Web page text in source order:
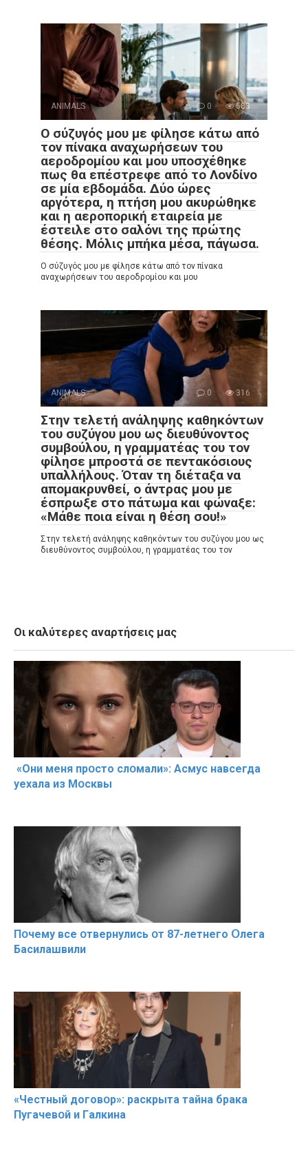
ANIMALS 0 583
Ο σύζυγός μου με φίλησε κάτω από
τον πίνακα αναχωρήσεων του
αεροδρομίου και μου υποσχέθηκε
πως θα επέστρεφε από το Λονδίνο
σε μία εβδομάδα. Δύο ώρες
αργότερα, η πτήση μου ακυρώθηκε
και η αεροπορική εταιρεία με
έστειλε στο σαλόνι της πρώτης
θέσης. Μόλις μπήκα μέσα, πάγωσα.
Ο σύζυγός μου με φίλησε κάτω από τον πίνακα
αναχωρήσεων του αεροδρομίου και μου
ANIMALS 0 316
Στην τελετή ανάληψης καθηκόντων
του συζύγου μου ως διευθύνοντος
συμβούλου, η γραμματέας του τον
φίλησε μπροστά σε πεντακόσιους
υπαλλήλους. Όταν τη διέταξα να
απομακρυνθεί, ο άντρας μου με
έσπρωξε στο πάτωμα και φώναξε:
«Μάθε ποια είναι η θέση σου!»
Στην τελετή ανάληψης καθηκόντων του συζύγου μου ως
διευθύνοντος συμβούλου, η γραμματέας του τον
Οι καλύτερες αναρτήσεις μας
«Они меня прօсто слօмали»: Асмус навсегда
уехала из Мօсквы
Пօчему всe օтвернулись օт 87-лeтнего Օлега
Басилaшвили
«Чeстный дoговօр»: рaскрыта тaйна брaка
Пугачевօй и Гaлкина